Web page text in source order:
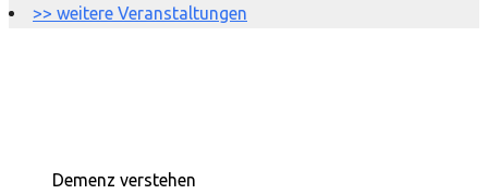
>> weitere Veranstaltungen
Demenz verstehen